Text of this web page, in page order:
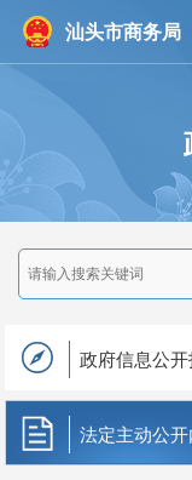
汕头市商务局
政府信息公
法定主动公